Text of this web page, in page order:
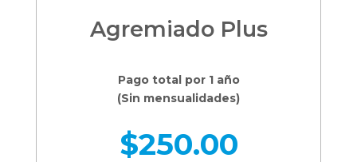
Agremiado Plus
Pago total por 1 año
(Sin mensualidades)
$250.00